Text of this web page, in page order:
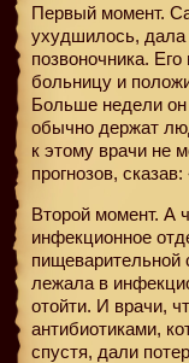
Первый момент.
ухудшилось, дала
позвоночника.
больницу и
Больше недели
обычно держат
к этому врачи не
прогнозов,
Второй момент. А
инфекционное
лежала в
отойти. И врачи,
антибиотиками,
спустя, дали